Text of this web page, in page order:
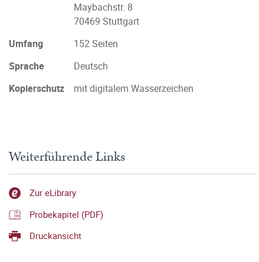
Maybachstr. 8
70469 Stuttgart
Umfang
152 Seiten
Sprache
Deutsch
Kopierschutz
mit digitalem Wasserzeichen
Weiterführende Links
Zur eLibrary
Probekapitel (PDF)
Druckansicht